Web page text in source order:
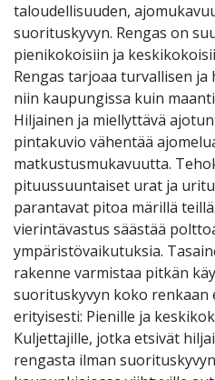
taloudellisuuden,
suorituskyvyn. Rengas on
pienikokoisiin ja
Rengas tarjoaa turvallisen
niin kaupungissa kuin
Hiljainen ja miellyttävä
pintakuvio vähentää
matkustusmukavuutta.
pituussuuntaiset urat ja
parantavat pitoa märillä
vierintävastus säästää
ympäristövaikutuksia.
rakenne varmistaa pitkän
suorituskyvyn koko renkaan
erityisesti: Pienille ja
Kuljettajille, jotka etsivät
rengasta ilman